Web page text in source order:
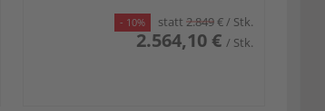
- 10% statt 2.849€/ Stk.
2.564,10 € / Stk.